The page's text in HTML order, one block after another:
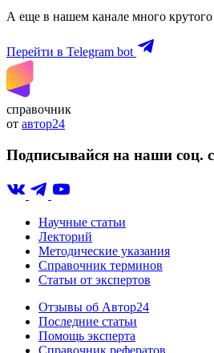
А еще в нашем канале много крутого
Перейти в Telegram bot
справочник
от автор24
Подписывайся на наши соц.
Научные статьи
Лекторий
Методические указания
Справочник терминов
Статьи от экспертов
Отзывы об Автор24
Последние статьи
Помощь эксперта
Справочник рефератов